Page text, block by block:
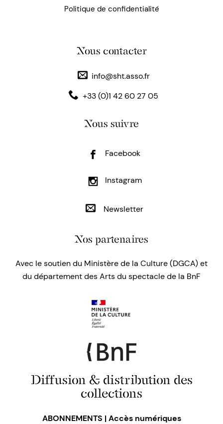
Politique de confidentialité
Nous contacter
info@sht.asso.fr
+33 (0)1 42 60 27 05
Nous suivre
Facebook
Instagram
Newsletter
Nos partenaires
Avec le soutien du Ministère de la Culture (DGCA) et
du département des Arts du spectacle de la BnF
Diffusion & distribution des
collections
ABONNEMENTS | Accès numériques